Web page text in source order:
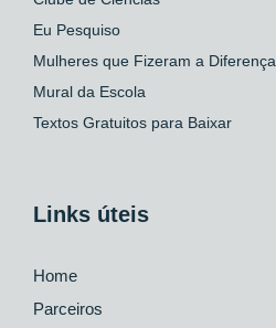
Eu Pesquiso
Mulheres que Fizeram a Diferença
Mural da Escola
Textos Gratuitos para Baixar
Links úteis
Home
Parceiros